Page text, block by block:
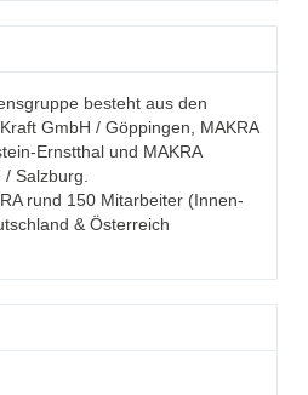
besteht aus den
GmbH / Göppingen, MAKRA
Ernstthal und MAKRA
Salzburg.
rund 150 Mitarbeiter (Innen-
& Österreich